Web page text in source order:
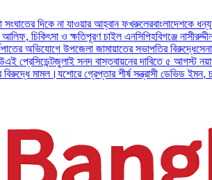
না যাওয়ার আহ্বান ফখরুলেরবাংলাদেশকে ধন্যবাদ
ও ক্ষতিপূরণ চাইল এনসিপিহবিগঞ্জে নাসীরুদ্দীন
উপজেলা জামায়াতের সভাপতির বিরুদ্ধেসেনা প্রধানের
জুলাই সনদ বাস্তবায়নের দাবিতে ৫ আগস্ট নয়াপল্টনে
যশোরে গ্রেপ্তার শীর্ষ সন্ত্রাসী ডেভিড ইমন, চট্টগ্রাম